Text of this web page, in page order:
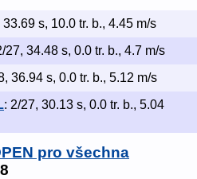
33.69 s, 10.0 tr. b., 4.45 m/s
27, 34.48 s, 0.0 tr. b., 4.7 m/s
36.94 s, 0.0 tr. b., 5.12 m/s
: 2/27, 30.13 s, 0.0 tr. b., 5.04
pro všechna